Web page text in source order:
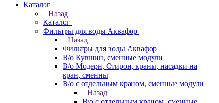
Каталог
Назад
Каталог
Фильтры для воды Аквафор
Назад
Фильтры для воды Аквафор
В/о Кувшин, сменные модули
В/о Модерн, Стирон, краны, насадки на
кран, сменны
В/о с отдельным краном, сменные модули
Назад
В/о с отдельным краном, сменные